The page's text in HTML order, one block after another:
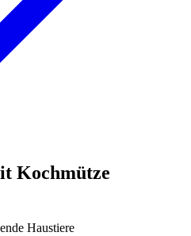
Kochmütze
Haustiere